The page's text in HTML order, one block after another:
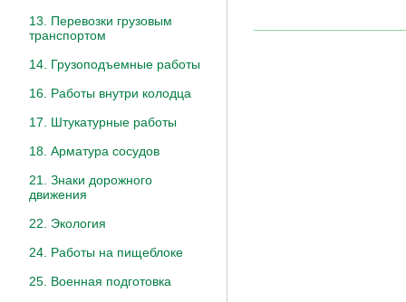
13. Перевозки грузовым
транспортом
14. Грузоподъемные работы
16. Работы внутри колодца
17. Штукатурные работы
18. Арматура сосудов
21. Знаки дорожного
движения
22. Экология
24. Работы на пищеблоке
25. Военная подготовка